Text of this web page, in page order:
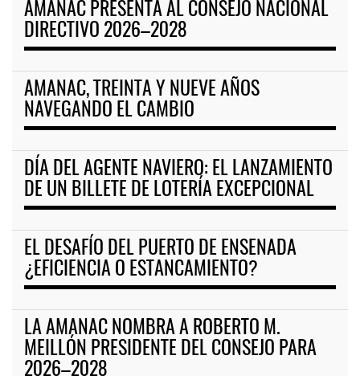
AMANAC PRESENTA AL CONSEJO NACIONAL
DIRECTIVO 2026–2028
AMANAC, TREINTA Y NUEVE AÑOS
NAVEGANDO EL CAMBIO
DÍA DEL AGENTE NAVIERO: EL LANZAMIENTO
DE UN BILLETE DE LOTERÍA EXCEPCIONAL
EL DESAFÍO DEL PUERTO DE ENSENADA
¿EFICIENCIA O ESTANCAMIENTO?
LA AMANAC NOMBRA A ROBERTO M.
MEILLÓN PRESIDENTE DEL CONSEJO PARA
2026–2028